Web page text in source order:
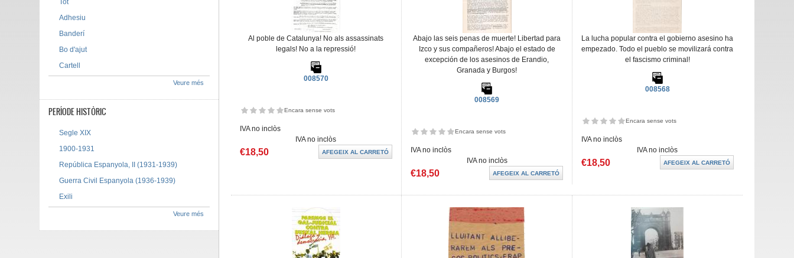
Al poble de Catalunya! No als assassinats
legals! No a la repressió!
008570
Encara sense vots
IVA no inclòs
IVA no inclòs
€18,50
Abajo las seis penas de muerte! Libertad para
Izco y sus compañeros! Abajo el estado de
excepción de los asesinos de Erandio,
Granada y Burgos!
008569
Encara sense vots
IVA no inclòs
IVA no inclòs
€18,50
La lucha popular contra el gobierno asesino ha
empezado. Todo el pueblo se movilizará contra
el fascismo criminal!
008568
Encara sense vots
IVA no inclòs
IVA no inclòs
€18,50
Tot
Adhesiu
Banderí
Bo d'ajut
Cartell
Veure més
PERÍODE HISTÒRIC
Segle XIX
1900-1931
República Espanyola, II (1931-1939)
Guerra Civil Espanyola (1936-1939)
Exili
Veure més